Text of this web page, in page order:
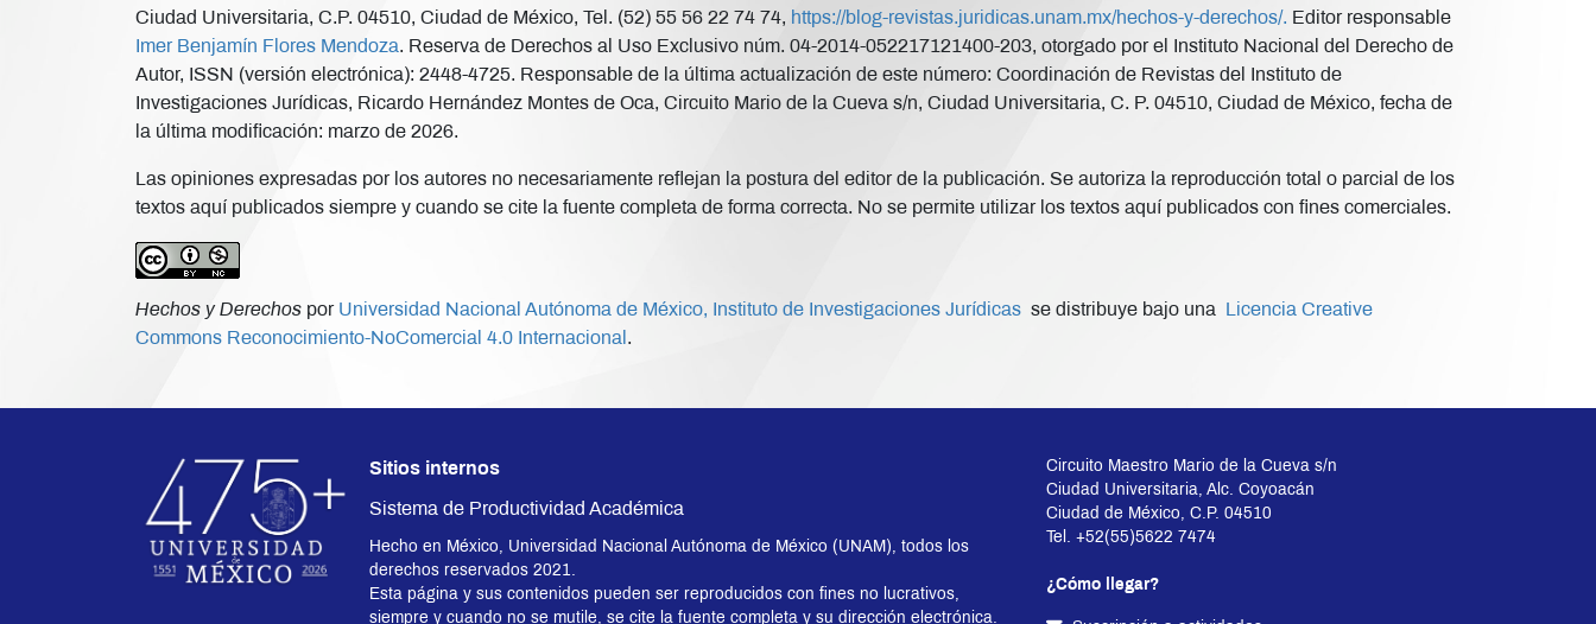
Ciudad Universitaria, C.P. 04510, Ciudad de México, Tel. (52) 55 56 22 74 74, https://blog-revistas.juridicas.unam.mx/hechos-y-derechos/. Editor responsable
Imer Benjamín Flores Mendoza. Reserva de Derechos al Uso Exclusivo núm. 04-2014-052217121400-203, otorgado por el Instituto Nacional del Derecho de
Autor, ISSN (versión electrónica): 2448-4725. Responsable de la última actualización de este número: Coordinación de Revistas del Instituto de
Investigaciones Jurídicas, Ricardo Hernández Montes de Oca, Circuito Mario de la Cueva s/n, Ciudad Universitaria, C. P. 04510, Ciudad de México, fecha de
la última modificación: marzo de 2026.
Las opiniones expresadas por los autores no necesariamente reflejan la postura del editor de la publicación. Se autoriza la reproducción total o parcial de los
textos aquí publicados siempre y cuando se cite la fuente completa de forma correcta. No se permite utilizar los textos aquí publicados con fines comerciales.
Hechos y Derechos por Universidad Nacional Autónoma de México, Instituto de Investigaciones Jurídicas se distribuye bajo una
Licencia Creative
Commons Reconocimiento-NoComercial 4.0 Internacional .
Sitios internos
Sistema de Productividad Académica
Hecho en México, Universidad Nacional Autónoma de México (UNAM), todos los
derechos reservados 2021.
Esta página y sus contenidos pueden ser reproducidos con fines no lucrativos,
siempre y cuando no se mutile, se cite la fuente completa y su dirección electrónica.
Circuito Maestro Mario de la Cueva s/n
Ciudad Universitaria, Alc. Coyoacán
Ciudad de México, C.P. 04510
Tel. +52(55)5622 7474
¿Cómo llegar?